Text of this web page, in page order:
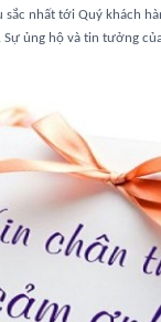
nhất tới Quý khách
Sự ủng hộ và tin tưởng